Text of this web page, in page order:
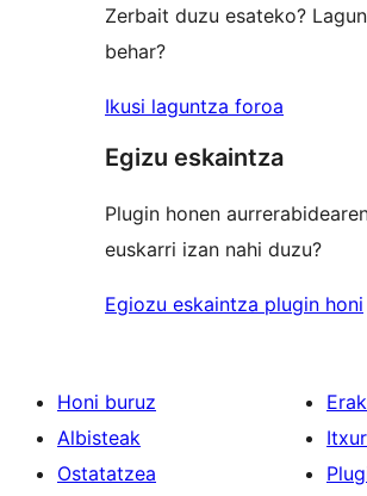
Zerbait duzu esateko?
behar?
Ikusi laguntza foroa
Egizu eskaintza
Plugin honen
euskarri izan nahi duzu?
Egiozu eskaintza plugin honi
Honi buruz
Albisteak
Ostatatzea